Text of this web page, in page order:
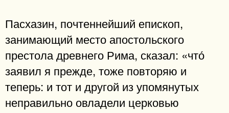
Пасхазин, почтеннейший епископ,
занимающий место апостольского
престола древнего Рима, сказал: «что́
заявил я прежде, тоже повторяю и
теперь: и тот и другой из упомянутых
неправильно овладели церковью